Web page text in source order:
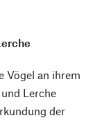
Vögel an ihrem
Lerche
der